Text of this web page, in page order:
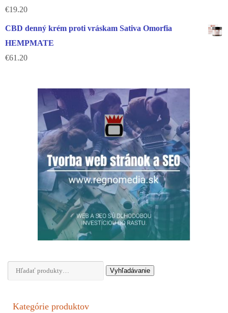
€19.20
CBD denný krém proti vráskam Sativa Omorfia
HEMPMATE
€61.20
Hľadať: Vyhľadávanie
Kategórie produktov